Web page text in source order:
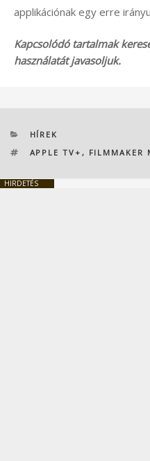
applikációnak egy erre
Kapcsolódó tartalmak
használatát javasoljuk.
KATEGÓRIÁK
HÍREK
CÍMKÉK
APPLE TV+ , FILMMAKER
HIRDETÉS